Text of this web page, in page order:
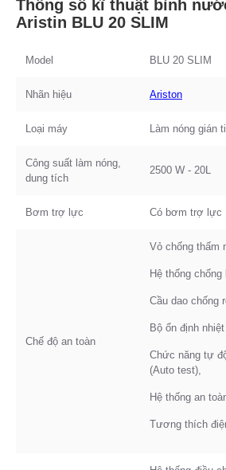
Thông số kĩ thuật bình
Aristin BLU 20 SLIM
Model BLU 20 SLIM
Nhãn hiệu Ariston
Loại máy Làm nóng gián
Công suất làm nóng,
dung tích
2500 W - 20L
Bơm trợ lực Có bơm trợ lực
Chế độ an toàn
Vỏ chống thấm
Hệ thống
Cầu dao chống
Bộ ổn định
Chức năng tự
(Auto test),
Hệ thống an
Tương thích